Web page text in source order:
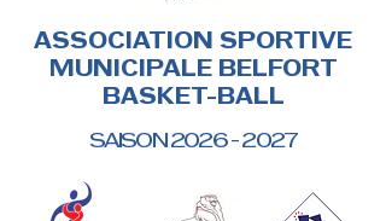
ASSOCIATION SPORTIVE
MUNICIPALE BELFORT
BASKET-BALL
SAISON 2026 - 2027